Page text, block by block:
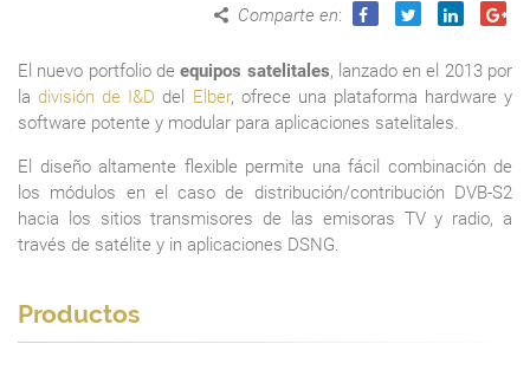
Comparte en:
El nuevo portfolio deequipos satelitales, lanzado en el 2013 por
ladivisión de I&D del Elber, ofrece una plataforma hardware y
software potente y modular para aplicaciones satelitales.
El diseño altamente flexible permite una fácil combinación de
los módulos en el caso de distribución/contribución DVB-S2
hacia los sitios transmisores de las emisoras TV y radio, a
través de satélite y in aplicaciones DSNG.
Productos